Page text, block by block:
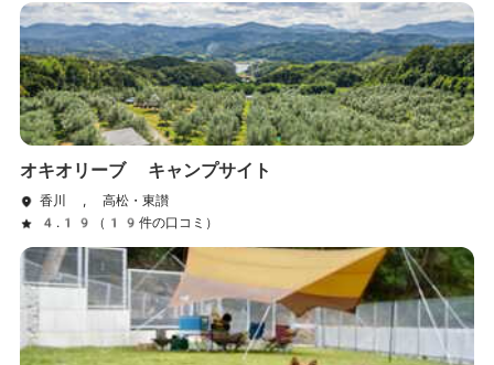
オキオリーブ キャンプサイト
香川 , 高松・東讃
4.19（19件の口コミ）